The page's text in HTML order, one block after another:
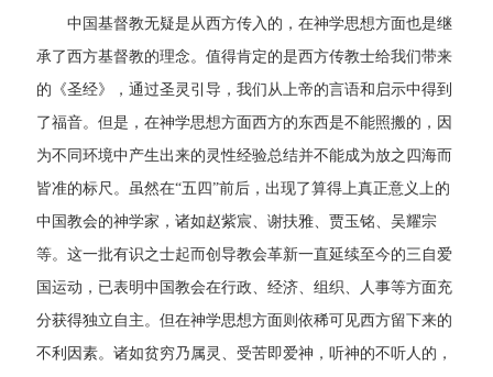
中国基督教无疑是从西方传入的，在神学思想方面也是继
承了西方基督教的理念。值得肯定的是西方传教士给我们带来
的《圣经》，通过圣灵引导，我们从上帝的言语和启示中得到
了福音。但是，在神学思想方面西方的东西是不能照搬的，因
为不同环境中产生出来的灵性经验总结并不能成为放之四海而
皆准的标尺。虽然在“五四”前后，出现了算得上真正意义上的
中国教会的神学家，诸如赵紫宸、谢扶雅、贾玉铭、吴耀宗
等。这一批有识之士起而创导教会革新一直延续至今的三自爱
国运动，已表明中国教会在行政、经济、组织、人事等方面充
分获得独立自主。但在神学思想方面则依稀可见西方留下来的
不利因素。诸如贫穷乃属灵、受苦即爱神，听神的不听人的，